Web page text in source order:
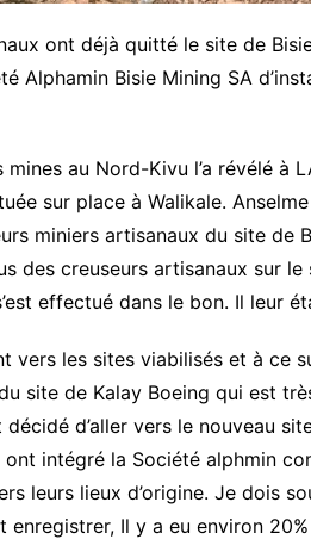
ont déjà quitté le site de
Alphamin Bisie Mining SA
au Nord-Kivu l’a révélé à
sur place à Walikale.
miniers artisanaux du site de
des creuseurs artisanaux sur
effectué dans le bon. Il leur
vers les sites viabilisés et à ce
site de Kalay Boeing qui est
d’aller vers le nouveau
ont intégré la Société alphmin
leurs lieux d’origine. Je dois
Il y a eu environ